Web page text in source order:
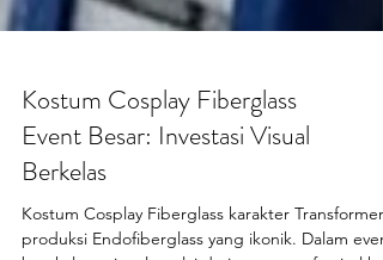
Kostum Cosplay Fiberglass
Event Besar: Investasi Visual
Berkelas